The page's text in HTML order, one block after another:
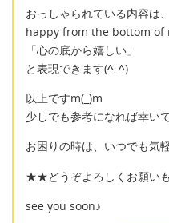
おっしゃられている内容は、
happy from the bottom of
「心の底から嬉しい」
と表現できます(^_^)
以上ですm(_)m
少しでも参考になれば幸い
お困りの時は、いつでも気
★★どうぞよろしくお願い
see you soon♪